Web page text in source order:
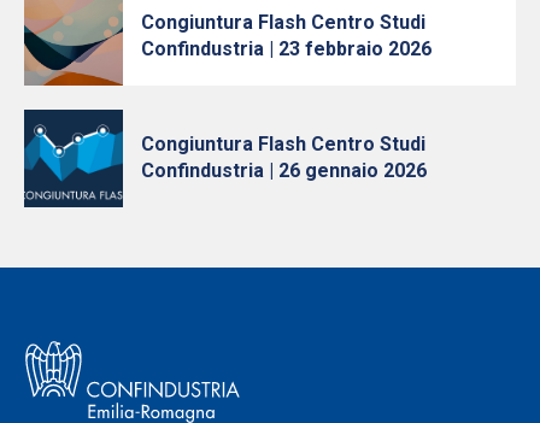
Congiuntura Flash Centro Studi
Confindustria | 23 febbraio 2026
Congiuntura Flash Centro Studi
Confindustria | 26 gennaio 2026